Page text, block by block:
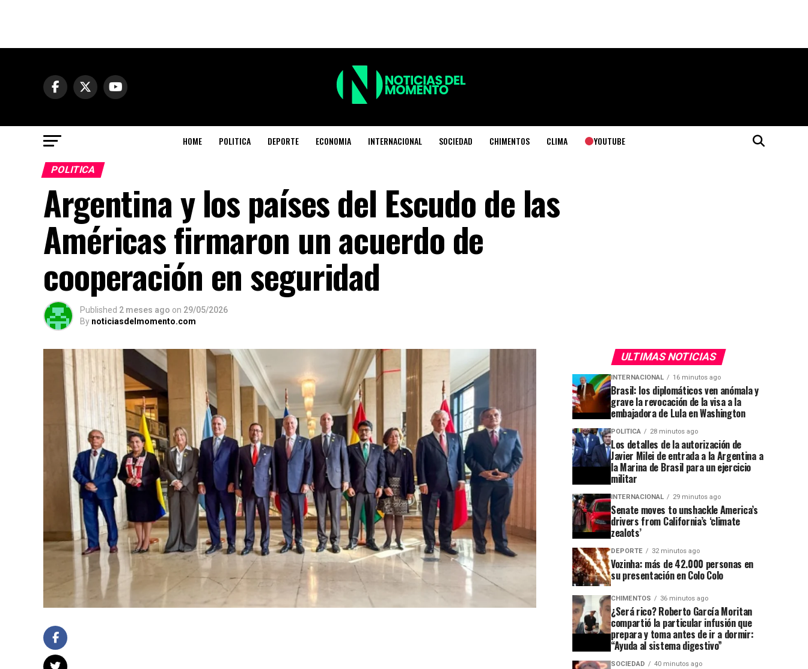
HOME POLITICA DEPORTE ECONOMIA INTERNACIONAL SOCIEDAD CHIMENTOS CLIMA YOUTUBE
POLITICA
Argentina y los países del Escudo de las
Américas firmaron un acuerdo de
cooperación en seguridad
Published 2 meses ago on 29/05/2026
By noticiasdelmomento.com
ULTIMAS NOTICIAS
INTERNACIONAL 16 minutos ago
Brasil: los diplomáticos ven anómala y
grave la revocación de la visa a la
embajadora de Lula en Washington
POLITICA 28 minutos ago
Los detalles de la autorización de
Javier Milei de entrada a la Argentina a
la Marina de Brasil para un ejercicio
militar
INTERNACIONAL 29 minutos ago
Senate moves to unshackle America’s
drivers from California’s ‘climate
zealots’
DEPORTE 32 minutos ago
Vozinha: más de 42.000 personas en
su presentación en Colo Colo
CHIMENTOS 36 minutos ago
¿Será rico? Roberto García Moritan
compartió la particular infusión que
prepara y toma antes de ir a dormir:
“Ayuda al sistema digestivo”
SOCIEDAD 40 minutos ago